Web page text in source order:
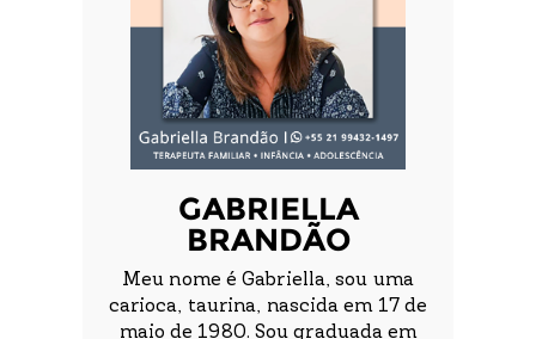
GABRIELLA
BRANDÃO
Meu nome é Gabriella, sou uma
carioca, taurina, nascida em 17 de
maio de 1980. Sou graduada em